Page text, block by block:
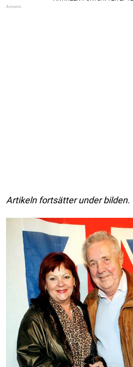
Artikeln fortsätter under bilden.